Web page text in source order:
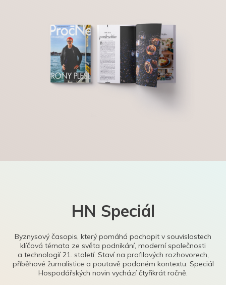
HN Speciál
Byznysový časopis, který pomáhá pochopit v souvislostech
klíčová témata ze světa podnikání, moderní společnosti
a technologií 21. století. Staví na profilových rozhovorech,
příběhové žurnalistice a poutavě podaném kontextu. Speciál
Hospodářských novin vychází čtyřikrát ročně.